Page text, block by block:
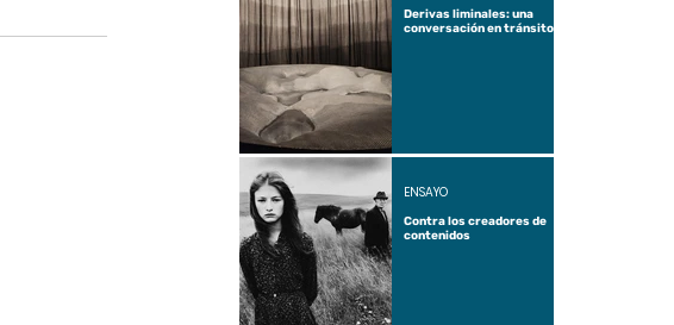
Derivas liminales: una
conversación en tránsito
Contra los creadores de
contenidos
ENSAYO